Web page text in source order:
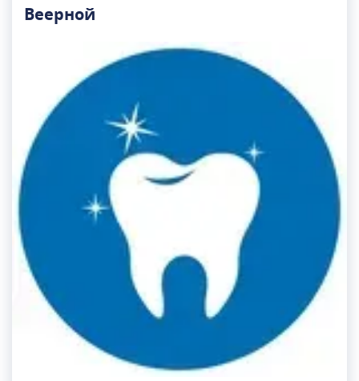
Связаться с нами
Веерной